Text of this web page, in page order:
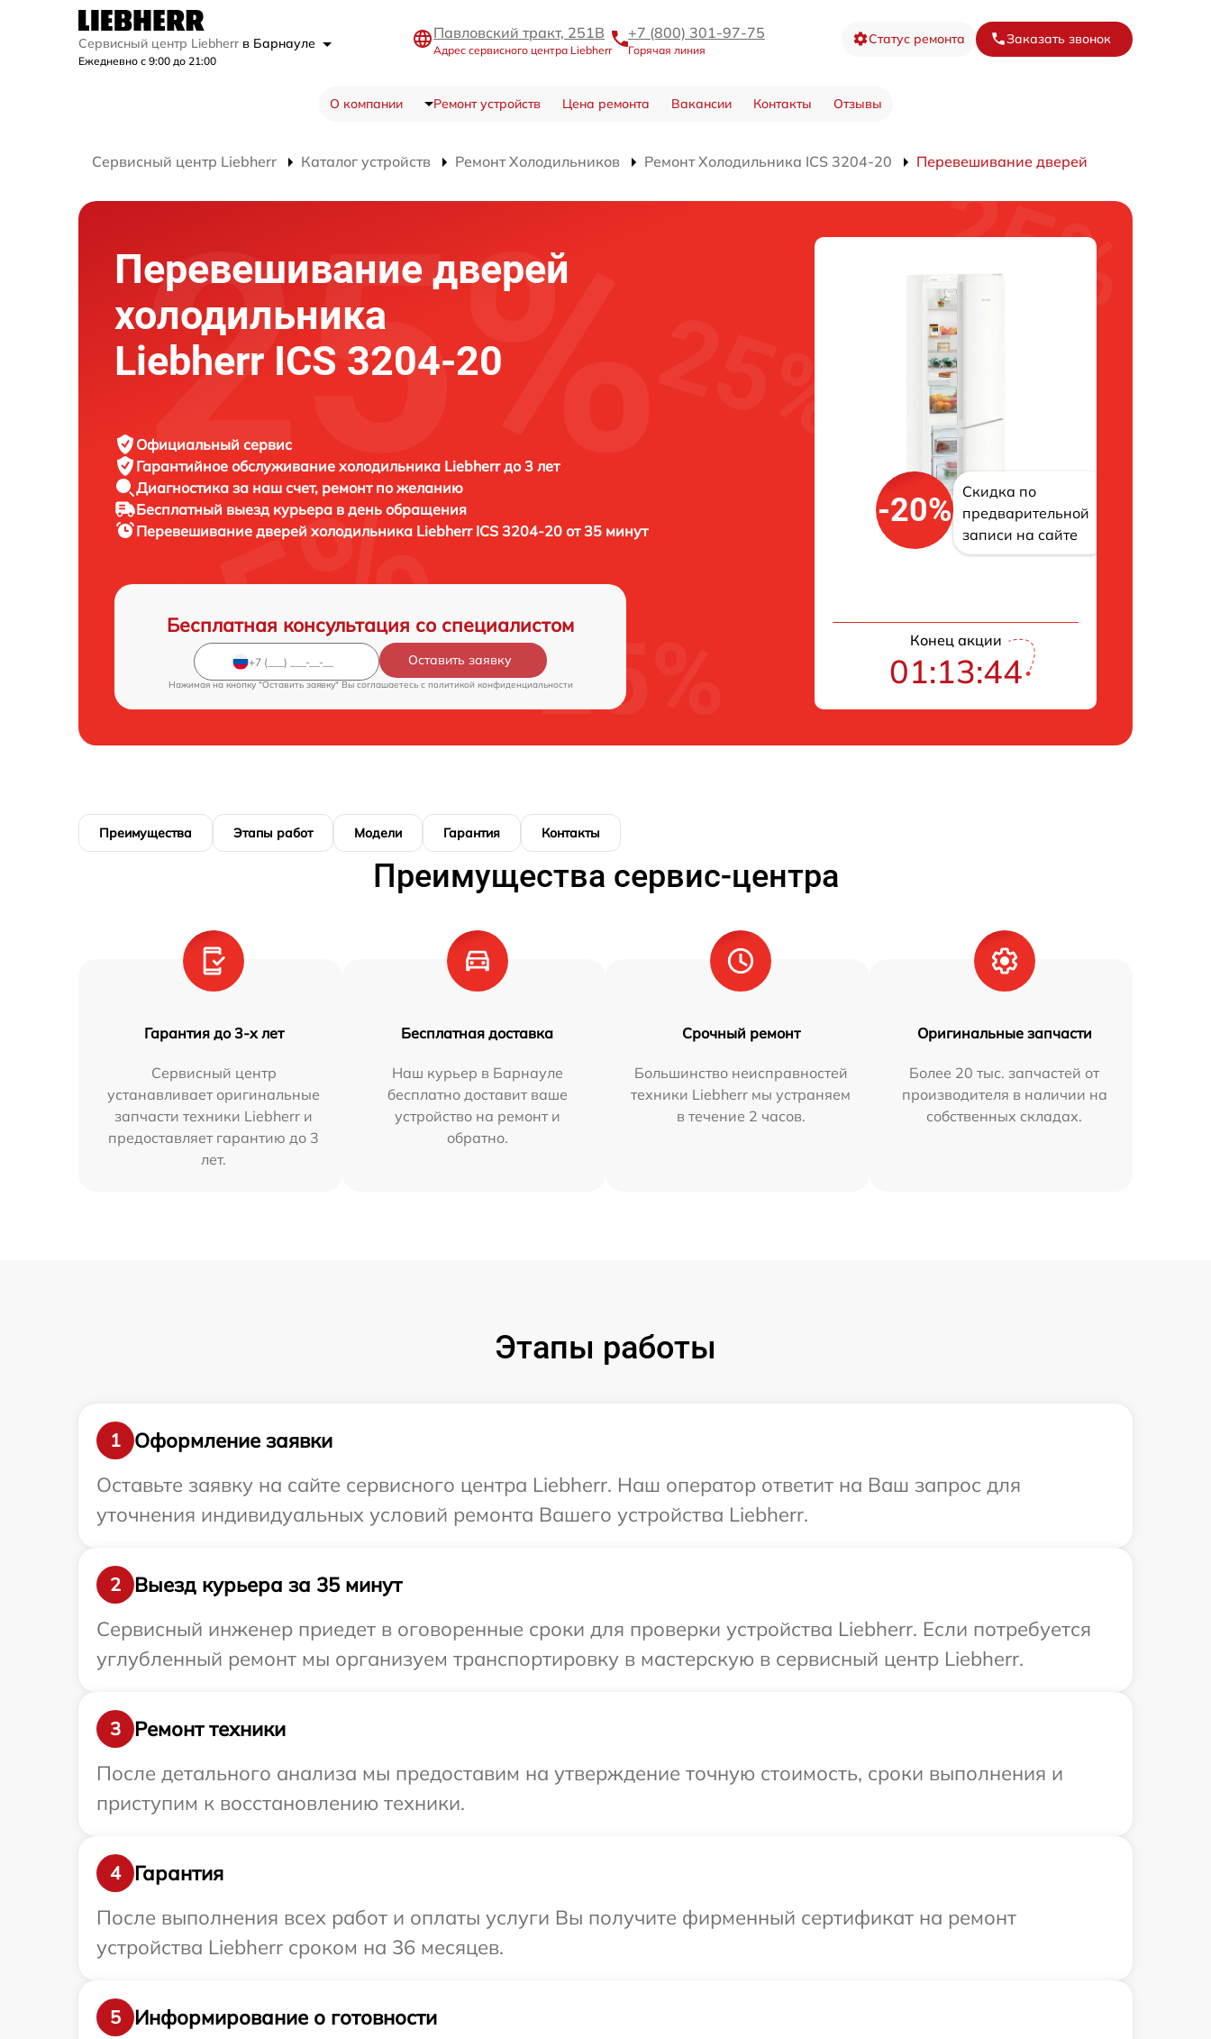
Сервисный центр Liebherr в Барнауле
Ежедневно с 9:00 до 21:00
Павловский тракт, 251В
Адрес сервисного центра Liebherr
+7 (800) 301-97-75
Горячая линия
Статус ремонта Заказать звонок
О компании Ремонт устройств Цена ремонта Вакансии Контакты Отзывы
Сервисный центр Liebherr Каталог устройств Ремонт Холодильников Ремонт Холодильника ICS 3204-20 Перевешивание дверей
Перевешивание дверей
холодильника
Liebherr ICS 3204-20
Официальный сервис
Гарантийное обслуживание холодильника Liebherr до 3 лет
Диагностика за наш счет, ремонт по желанию
Бесплатный выезд курьера в день обращения
Перевешивание дверей холодильника Liebherr ICS 3204-20 от 35 минут
Бесплатная консультация со специалистом
Оставить заявку
Нажимая на кнопку "Оставить заявку" Вы соглашаетесь c политикой конфиденциальности
-20%
Скидка по
предварительной
записи на сайте
Конец акции
01:13:43
Преимущества Этапы работ Модели Гарантия Контакты
Преимущества сервис-центра
Гарантия до 3-х лет
Сервисный центр
устанавливает оригинальные
запчасти техники Liebherr и
предоставляет гарантию до 3
лет.
Бесплатная доставка
Наш курьер в Барнауле
бесплатно доставит ваше
устройство на ремонт и
обратно.
Срочный ремонт
Большинство неисправностей
техники Liebherr мы устраняем
в течение 2 часов.
Оригинальные запчасти
Более 20 тыс. запчастей от
производителя в наличии на
собственных складах.
Этапы работы
1
Оформление заявки
Оставьте заявку на сайте сервисного центра Liebherr. Наш оператор ответит на Ваш запрос для
уточнения индивидуальных условий ремонта Вашего устройства Liebherr.
2
Выезд курьера за 35 минут
Сервисный инженер приедет в оговоренные сроки для проверки устройства Liebherr. Если потребуется
углубленный ремонт мы организуем транспортировку в мастерскую в сервисный центр Liebherr.
3
Ремонт техники
После детального анализа мы предоставим на утверждение точную стоимость, сроки выполнения и
приступим к восстановлению техники.
4
Гарантия
После выполнения всех работ и оплаты услуги Вы получите фирменный сертификат на ремонт
устройства Liebherr сроком на 36 месяцев.
5
Информирование о готовности